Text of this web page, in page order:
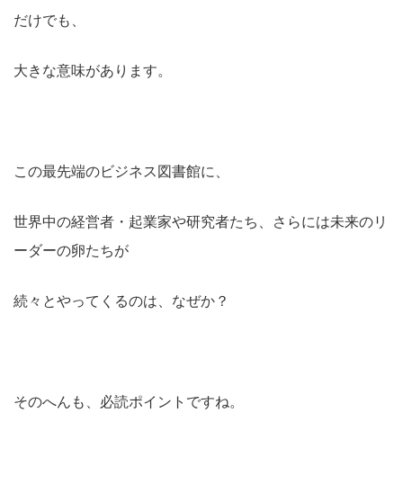
だけでも、
大きな意味があります。
この最先端のビジネス図書館に、
世界中の経営者・起業家や研究者たち、さらには未来のリ
ーダーの卵たちが
続々とやってくるのは、なぜか？
そのへんも、必読ポイントですね。